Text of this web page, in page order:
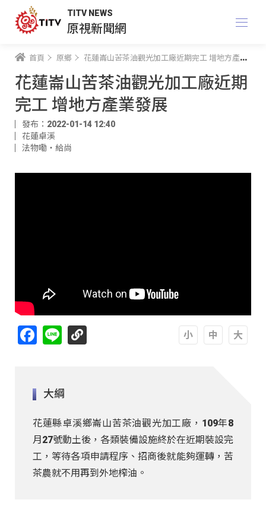
TITV NEWS
原視新聞網
首頁 原鄉 花蓮崙山苦茶油觀光加工廠近期完工 增地方產業發展
花蓮崙山苦茶油觀光加工廠近期
完工 增地方產業發展
發布：2022-01-14 12:40
花蓮卓溪
法物嘞‧給尚
Facebook
Line
大綱
花蓮縣卓溪鄉崙山苦茶油觀光加工廠，109年8
月27號動土後，各類裝備設施終於在近期裝設完
工，等待各項申請程序、招商後就能夠運轉，苦
茶農就不用再到外地榨油。